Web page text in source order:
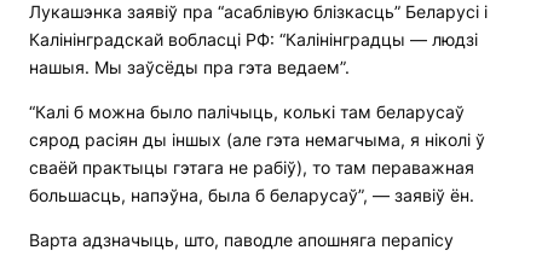
Лукашэнка заявіў пра “асаблівую блізкасць” Беларусі і
Калінінградскай вобласці РФ: “Калінінградцы — людзі
нашыя. Мы заўсёды пра гэта ведаем”.
“Калі б можна было палічыць, колькі там беларусаў
сярод расіян ды іншых (але гэта немагчыма, я ніколі ў
сваёй практыцы гэтага не рабіў), то там пераважная
большасць, напэўна, была б беларусаў”, — заявіў ён.
Варта адзначыць, што, паводле апошняга перапісу